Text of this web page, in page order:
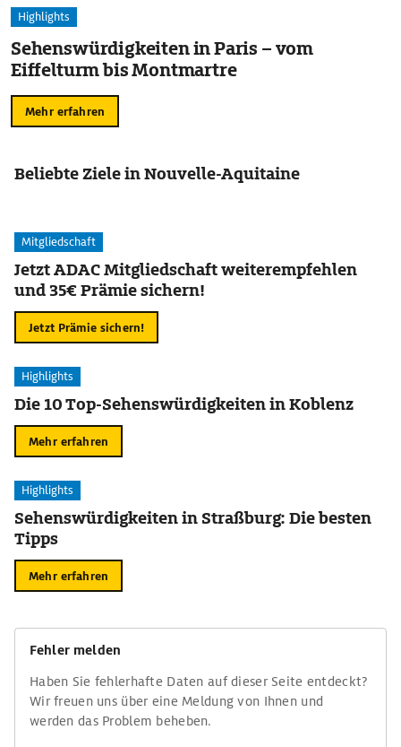
Highlights
Sehenswürdigkeiten in Paris – vom
Eiffelturm bis Montmartre
Mehr erfahren
Beliebte Ziele in Nouvelle-Aquitaine
Mitgliedschaft
Jetzt ADAC Mitgliedschaft weiterempfehlen
und 35€ Prämie sichern!
Jetzt Prämie sichern!
Highlights
Die 10 Top-Sehenswürdigkeiten in Koblenz
Mehr erfahren
Highlights
Sehenswürdigkeiten in Straßburg: Die besten
Tipps
Mehr erfahren
Fehler melden
Haben Sie fehlerhafte Daten auf dieser Seite entdeckt?
Wir freuen uns über eine Meldung von Ihnen und
werden das Problem beheben.